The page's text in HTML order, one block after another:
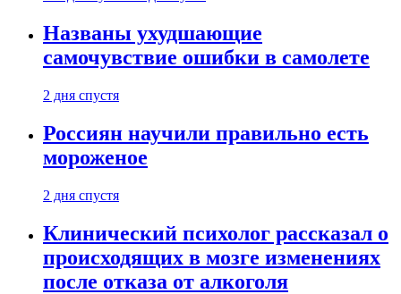
Названы ухудшающие
самочувствие ошибки в самолете
2 дня спустя
Россиян научили правильно есть
мороженое
2 дня спустя
Клинический психолог рассказал о
происходящих в мозге изменениях
после отказа от алкоголя